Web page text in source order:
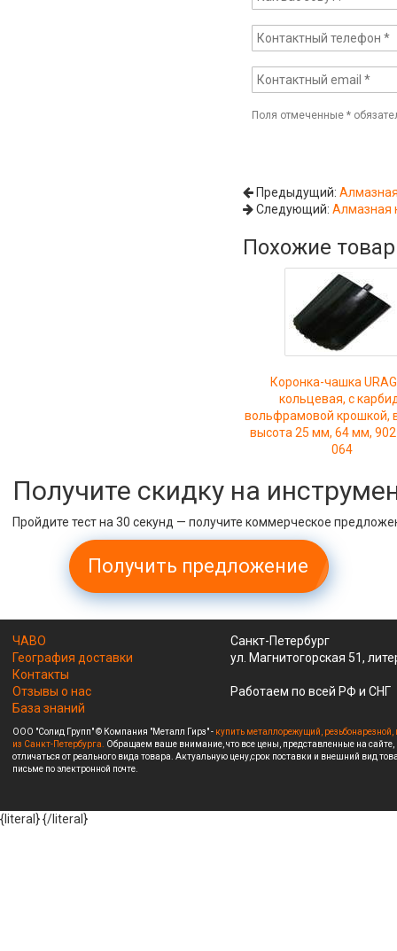
Поля отмеченные*
Предыдущий:
Следующий:Алмазная
Похожие
Коронка-чашка
кольцевая, с
вольфрамовой крошкой,
высота 25 мм, 64 мм,
064
Получите скидку на
Пройдите тест на 30 секунд — получите коммерческое
Получить предложение
ЧАВО
География доставки
Контакты
Отзывы о нас
База знаний
Санкт-Петербург
ул. Магнитогорская 51,
Работаем по всей РФ и СНГ
ООО "Солид Групп" © Компания "Металл Гирз" - купить металлорежущий,
из Санкт-Петербурга. Обращаем ваше внимание, что все цены, представленные на
отличаться от реального вида товара. Актуальную цену,срок поставки и внешний вид
письме по электронной почте.
{literal}{/literal}